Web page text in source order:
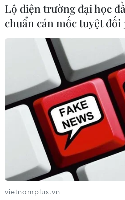
Lộ diện trường đại học
chuẩn cán mốc tuyệt đối
vietnamplus.vn